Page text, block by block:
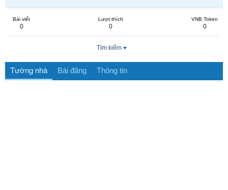
Bài viết
0
Lượt thích
0
VNB Token
0
Tìm kiếm
Tường nhà Bài đăng Thông tin